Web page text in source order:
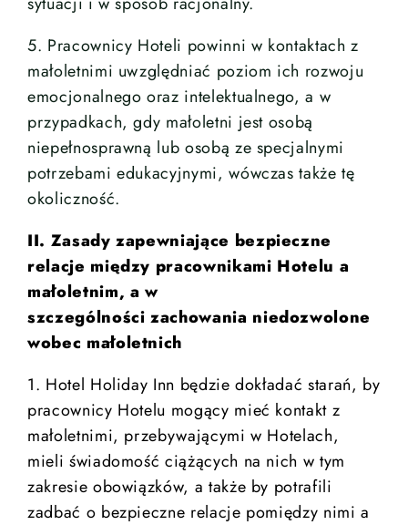
5. Pracownicy Hoteli powinni w kontaktach z
małoletnimi uwzględniać poziom ich rozwoju
emocjonalnego oraz intelektualnego, a w
przypadkach, gdy małoletni jest osobą
niepełnosprawną lub osobą ze specjalnymi
potrzebami edukacyjnymi, wówczas także tę
okoliczność.
II. Zasady zapewniające bezpieczne
relacje między pracownikami Hotelu a
małoletnim, a w
szczególności zachowania niedozwolone
wobec małoletnich
1. Hotel Holiday Inn będzie dokładać starań, by
pracownicy Hotelu mogący mieć kontakt z
małoletnimi, przebywającymi w Hotelach,
mieli świadomość ciążących na nich w tym
zakresie obowiązków, a także by potrafili
zadbać o bezpieczne relacje pomiędzy nimi a